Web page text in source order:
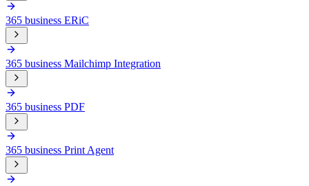
365 business ERiC
365 business Mailchimp Integration
365 business PDF
365 business Print Agent